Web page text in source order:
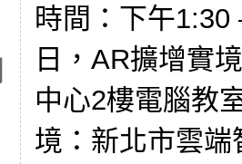
時間：下午
日，AR擴增實
中心2樓電腦教
境：新北市雲